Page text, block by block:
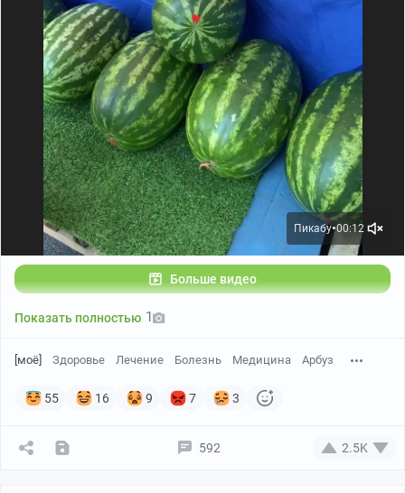
триггерного. Это предисловие к триггерному)) Пока
нам важен сам факт, что БАД - не лекарство.
Пикабу●00:12
Больше видео
Показать полностью 1
[моё] Здоровье Лечение Болезнь Медицина Арбуз
55 16 9 7 3
592 2.5K